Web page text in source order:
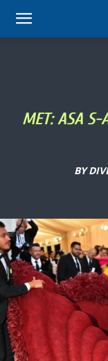
Divers
MET: ASA S-
BY